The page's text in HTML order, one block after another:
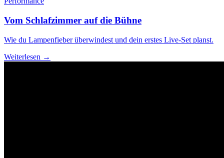
Vom Schlafzimmer auf die Bühne
Wie du Lampenfieber überwindest und dein erstes Live-Set planst.
Weiterlesen →